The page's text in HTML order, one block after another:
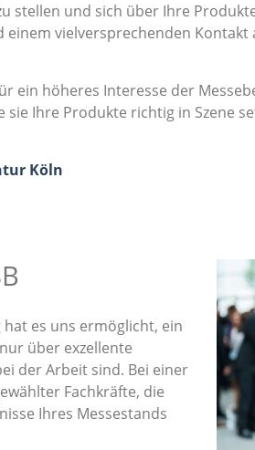
stellen und sich über Ihre
vielversprechenden
höheres Interesse der
Ihre Produkte richtig in Szene
Köln
es uns ermöglicht, ein
über exzellente
der Arbeit sind. Bei einer
Fachkräfte, die
Ihres Messestands